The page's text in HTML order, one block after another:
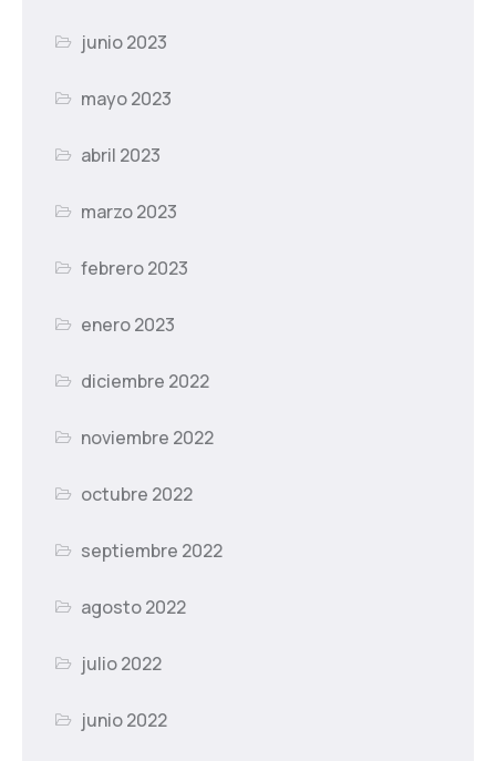
junio 2023
mayo 2023
abril 2023
marzo 2023
febrero 2023
enero 2023
diciembre 2022
noviembre 2022
octubre 2022
septiembre 2022
agosto 2022
julio 2022
junio 2022